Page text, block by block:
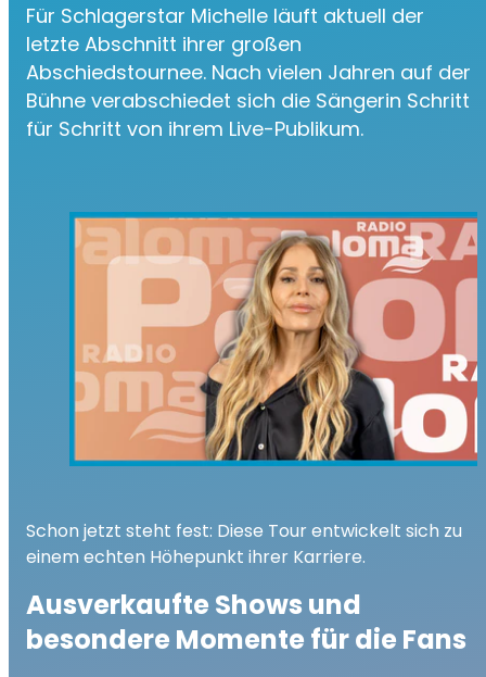
Für Schlagerstar Michelle läuft aktuell der
letzte Abschnitt ihrer großen
Abschiedstournee. Nach vielen Jahren auf der
Bühne verabschiedet sich die Sängerin Schritt
für Schritt von ihrem Live-Publikum.
Schon jetzt steht fest: Diese Tour entwickelt sich zu
einem echten Höhepunkt ihrer Karriere.
Ausverkaufte Shows und
besondere Momente für die Fans